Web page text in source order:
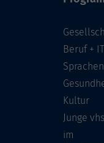
Beruf + IT
Sprachen
Kultur
Junge vhs
im